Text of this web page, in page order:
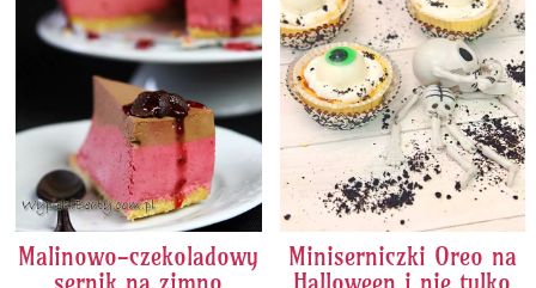
Malinowo-czekoladowy
Miniserniczki Oreo na